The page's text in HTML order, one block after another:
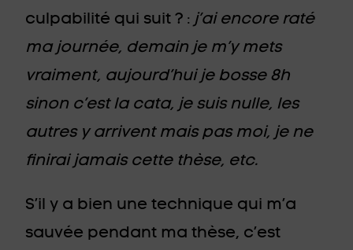
culpabilité qui suit ? : j’ai encore raté
ma journée, demain je m’y mets
vraiment, aujourd’hui je bosse 8h
sinon c’est la cata, je suis nulle, les
autres y arrivent mais pas moi, je ne
finirai jamais cette thèse, etc.
S’il y a bien une technique qui m’a
sauvée pendant ma thèse, c’est